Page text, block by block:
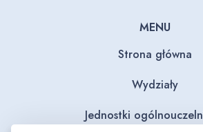
MENU
Strona główna
Wydziały
Jednostki